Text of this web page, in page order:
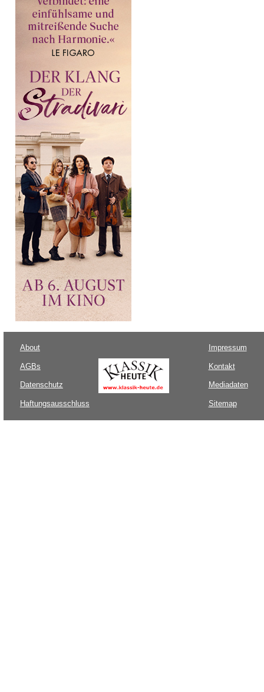
About
AGBs
Datenschutz
Haftungsausschluss
Impressum
Kontakt
Mediadaten
Sitemap